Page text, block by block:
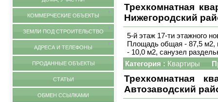
КОММЕРЧЕСКИЕ ОБЪЕКТЫ
ЗЕМЛИ ПОД СТРОИТЕЛЬСТВО
АДРЕСА И ТЕЛЕФОНЫ
ПРОДАННЫЕ ОБЪЕКТЫ
СТАТЬИ
ОБМЕН ССЫЛКАМИ
Трехкомнатная
Нижегородский
5-й этаж 17-ти этажного
Площадь общая - 87,5 м2,
- 10,0 м2, санузел
Категория : Квартиры
Трехкомнатная
Автозаводский